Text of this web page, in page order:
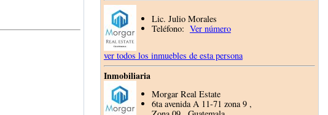
Lic. Julio Morales
Teléfono: Ver número
ver todos los inmuebles de esta persona
Inmobiliaria
Morgar Real Estate
6ta avenida A 11-71 zona 9 ,